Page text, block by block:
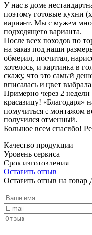
У нас в доме
поэтому готовые кухни
вариант. Мы с мужем
подходящего варианта.
После всех походов по
на заказ под наши
обмерил, посчитал,
хотелось, и картинка в
скажу, что это самый
вписалась и цвет
Примерно через 2
красавицу!
помучиться с монтажом
получился отменный.
Большое всем спасибо!
Качество продукции
Уровень сервиса
Срок изготовления
Оставить отзыв
Оставить отзыв на товар